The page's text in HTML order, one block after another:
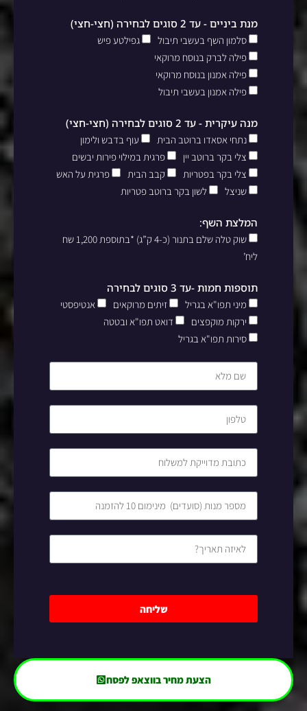
מנת ביניים - עד 2 סוגים לבחירה (חצי-חצי)
סלמון השף בעשבי תיבול
גפילטע פיש
פילה לברק בנוסח מרוקאי
פילה אמנון בנוסח מרוקאי
פילה אמנון בעשבי תיבול
מנה עיקרית - עד 2 סוגים לבחירה (חצי-חצי)
נתחי אסאדו ברוטב הבית
עוף בדבש ולימון
צלי בקר ברוטב יין
פרגית במילוי פירות יבשים
צלי בקר בפטריות
קבב הבית
פרגית על האש
שניצל
לשון בקר ברוטב פטריות
המלצת השף:
שוק טלה שלם בתנור (כ-4 ק”ג) *בתוספת 1,200 שח
ליח’
תוספות חמות -עד 3 סוגים לבחירה
מיני תפו"א בגריל זיתים מרוקאים
אנטיפסטי
ירקות מוקפצים
דואט תפו"א ובטטה
סירות תפו"א בגריל
שליחה
הצעת מחיר בווצאפ לפסח